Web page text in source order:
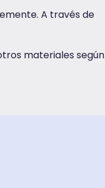
A través de
materiales según